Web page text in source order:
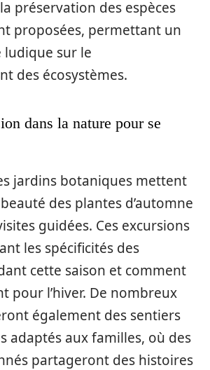
préservation des espèces
proposées, permettant un
ludique sur le
des écosystèmes.
dans la nature pour se
jardins botaniques mettent
des plantes d’automne
guidées. Ces excursions
les spécificités des
cette saison et comment
pour l’hiver. De nombreux
également des sentiers
adaptés aux familles, où des
partageront des histoires